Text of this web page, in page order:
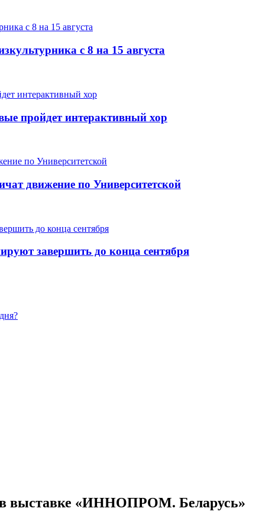
с 8 на 15 августа
пройдет интерактивный хор
движение по Университетской
завершить до конца сентября
в выставке «ИННОПРОМ. Беларусь»